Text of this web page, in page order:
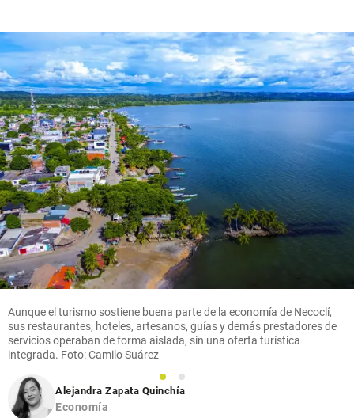
Aunque el turismo sostiene buena parte de la economía de Necoclí,
sus restaurantes, hoteles, artesanos, guías y demás prestadores de
servicios operaban de forma aislada, sin una oferta turística
integrada. Foto: Camilo Suárez
1
2
Alejandra Zapata Quinchía
Economía